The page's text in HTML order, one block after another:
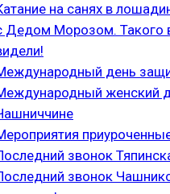
на санях в
Дедом Морозом. Такого
день
женский
звонок
звонок